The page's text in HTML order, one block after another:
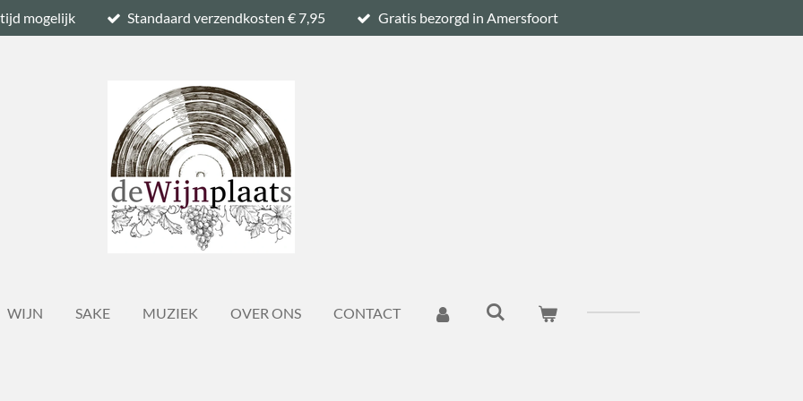
mogelijk Standaard verzendkosten € 7,95 Gratis bezorgd in Amersfoort
WIJN SAKE MUZIEK OVER ONS CONTACT